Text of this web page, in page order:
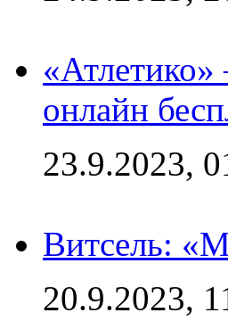
онлайн
23.9.2023,
Витсель:
20.9.2023,